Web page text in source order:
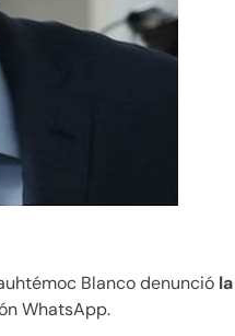
Blanco denunció la
WhatsApp.